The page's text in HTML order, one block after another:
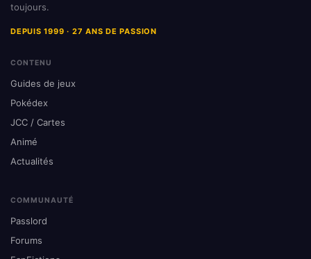
toujours.
DEPUIS 1999 · 27 ANS DE PASSION
CONTENU
Guides de jeux
Pokédex
JCC / Cartes
Animé
Actualités
COMMUNAUTÉ
Passlord
Forums